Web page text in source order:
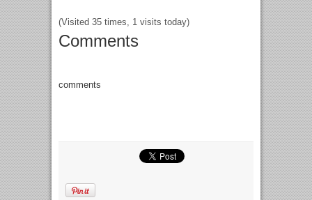
(Visited 35 times, 1 visits today)
Comments
comments